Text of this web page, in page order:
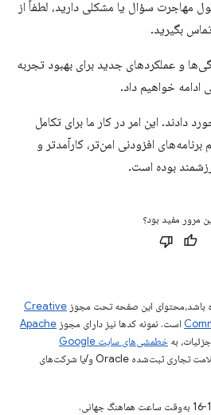
مهاجرت سؤال یا مشکلی دارید، لطفاً از
بگیرید.
و عملکردهای جدید برای بهبود تجربه
ادامه خواهیم داد.
دادند. این امر در کار ما برای تکامل
افزودنی امن‌تر، کارآمدتر و
بوده است.
مرور مفید بود؟
باشد،‌محتوای این صفحه تحت مجوز Creative
است. نمونه کدها نیز دارای مجوز Apache
به
خطمشی‌های سایت Google
مراجعه کنید. جاوا علامت تجاری ثبت‌شده Oracle و/یا شرکت‌های